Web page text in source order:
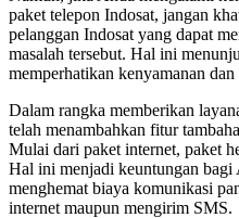
paket telepon Indosat, jangan
pelanggan Indosat yang dapat
masalah tersebut. Hal ini
memperhatikan kenyamanan
Dalam rangka memberikan
telah menambahkan fitur
Mulai dari paket internet, paket
Hal ini menjadi keuntungan
menghemat biaya komunikasi
internet maupun mengirim SMS.